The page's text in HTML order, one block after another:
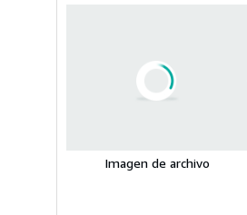
Imagen de archivo